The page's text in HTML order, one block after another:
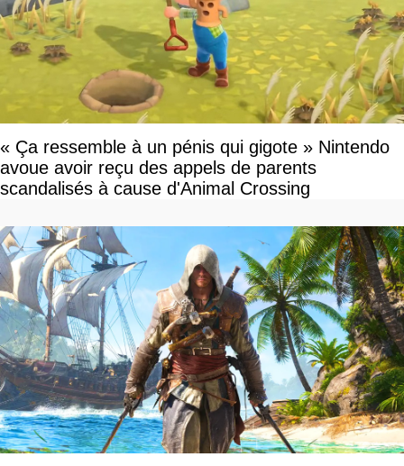
« Ça ressemble à un pénis qui gigote » Nintendo
avoue avoir reçu des appels de parents
scandalisés à cause d'Animal Crossing